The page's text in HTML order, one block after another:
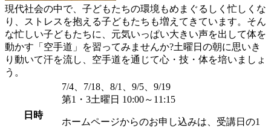
現代社会の中で、子どもたちの環境もめまぐるしく忙しくな
り、ストレスを抱える子どもたちも増えてきています。そん
な忙しい子どもたちに、元気いっぱい大きい声を出して体を
動かす「空手道」を習ってみませんか?土曜日の朝に思いき
り動いて汗を流し、空手道を通じて心・技・体を培いましょ
う。
日時
7/4、7/18、8/1、9/5、9/19
第1・3土曜日 10:00～11:15
ホームページからのお申し込みは、受講日の1